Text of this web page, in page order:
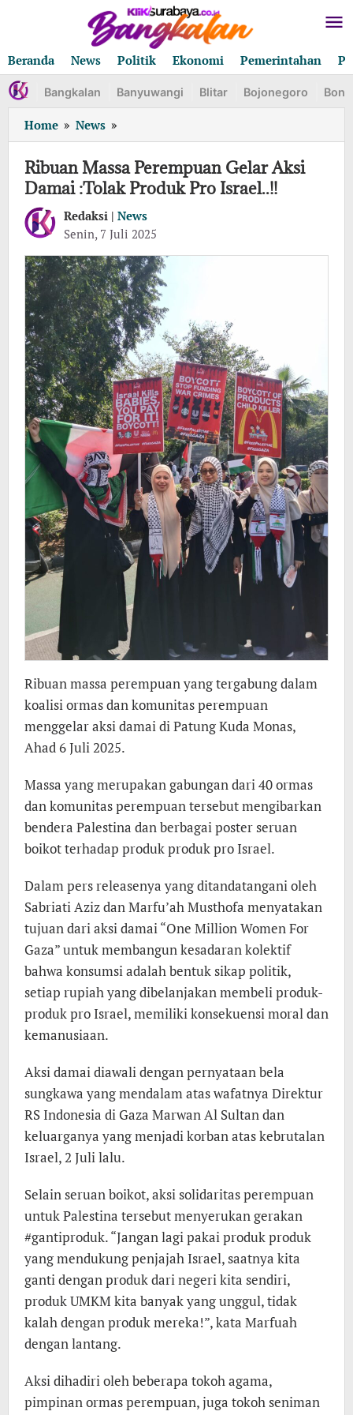
Beranda
News Politik Ekonomi Pemerintahan
Bangkalan Banyuwangi Blitar Bojonegoro
Home » News »
Massa
Perempuan
Gelar
Aksi
Damai
:Tolak
Pro
Israel..!!
Ribuan Massa Perempuan Gelar Aksi
Damai :Tolak Produk Pro Israel..!!
Redaksi | News
Senin, 7 Juli 2025
Ribuan massa perempuan yang tergabung dalam
koalisi ormas dan komunitas perempuan
menggelar aksi damai di Patung Kuda Monas,
Ahad 6 Juli 2025.
Massa yang merupakan gabungan dari 40 ormas
dan komunitas perempuan tersebut mengibarkan
bendera Palestina dan berbagai poster seruan
boikot terhadap produk produk pro Israel.
Dalam pers releasenya yang ditandatangani oleh
Sabriati Aziz dan Marfu’ah Musthofa menyatakan
tujuan dari aksi damai “One Million Women For
Gaza” untuk membangun kesadaran kolektif
bahwa konsumsi adalah bentuk sikap politik,
setiap rupiah yang dibelanjakan membeli produk-
produk pro Israel, memiliki konsekuensi moral dan
kemanusiaan.
Aksi damai diawali dengan pernyataan bela
sungkawa yang mendalam atas wafatnya Direktur
RS Indonesia di Gaza Marwan Al Sultan dan
keluarganya yang menjadi korban atas kebrutalan
Israel, 2 Juli lalu.
Selain seruan boikot, aksi solidaritas perempuan
untuk Palestina tersebut menyerukan gerakan
#gantiproduk. “Jangan lagi pakai produk produk
yang mendukung penjajah Israel, saatnya kita
ganti dengan produk dari negeri kita sendiri,
produk UMKM kita banyak yang unggul, tidak
kalah dengan produk mereka!”, kata Marfuah
dengan lantang.
Aksi dihadiri oleh beberapa tokoh agama,
pimpinan ormas perempuan, juga tokoh seniman